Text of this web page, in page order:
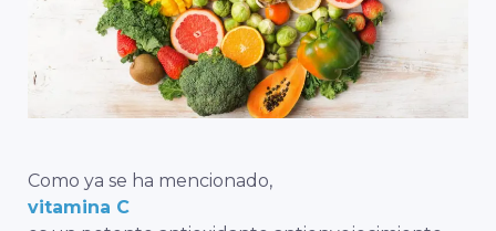
Como ya se ha mencionado,
vitamina C